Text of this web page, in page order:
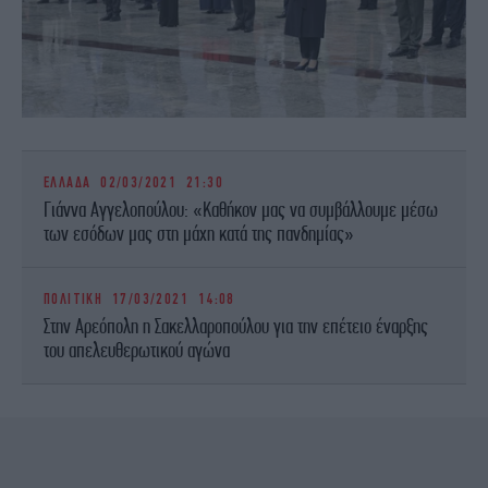
ΕΛΛΑΔΑ 02/03/2021 21:30
Γιάννα Αγγελοπούλου: «Καθήκον μας να συμβάλλουμε μέσω
των εσόδων μας στη μάχη κατά της πανδημίας»
ΠΟΛΙΤΙΚΗ 17/03/2021 14:08
Στην Αρεόπολη η Σακελλαροπούλου για την επέτειο έναρξης
του απελευθερωτικού αγώνα